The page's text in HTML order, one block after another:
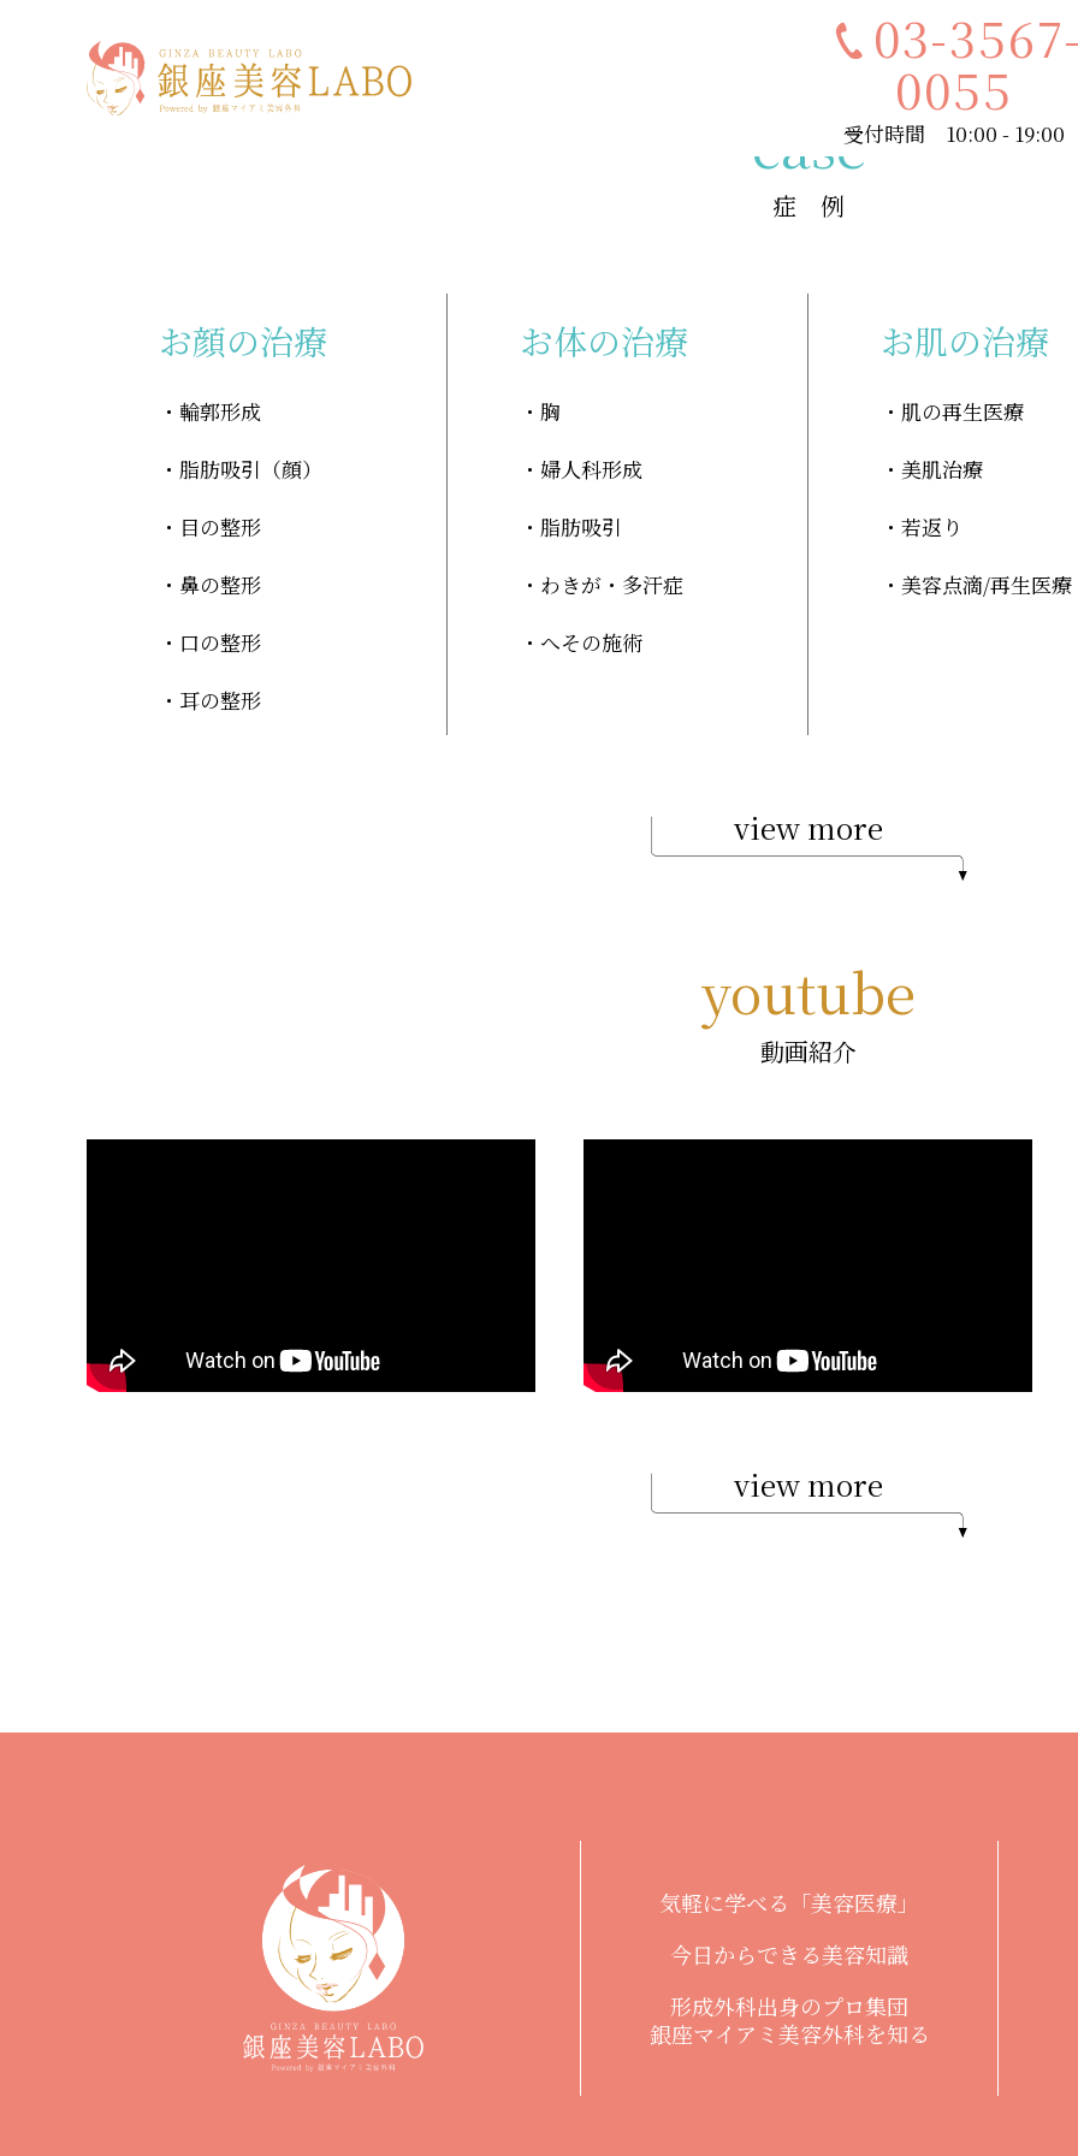
03-
0055
受付時間 10:00 - 19:00
case
症 例
お顔の治療
輪郭形成
脂肪吸引（顔）
目の整形
鼻の整形
口の整形
耳の整形
お体の治療
胸
婦人科形成
脂肪吸引
わきが・多汗症
へその施術
お肌の治療
肌の再生医療
美肌治療
若返り
美容点滴/再生医療
view more
youtube
動画紹介
view more
気軽に学べる「美容医療」
今日からできる美容知識
形成外科出身のプロ集団
銀座マイアミ美容外科を知る